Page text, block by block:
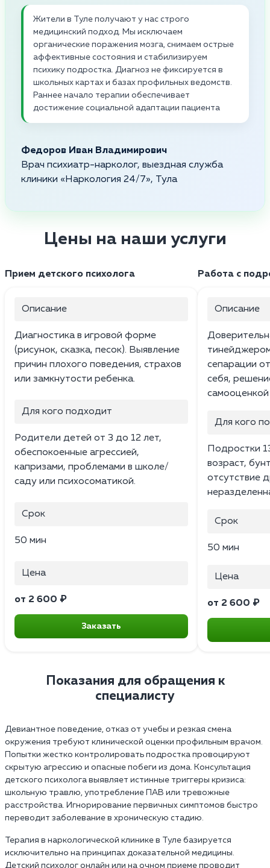
Жители в Туле получают у нас строго
медицинский подход. Мы исключаем
органические поражения мозга, снимаем острые
аффективные состояния и стабилизируем
психику подростка. Диагноз не фиксируется в
школьных картах и базах профильных ведомств.
Раннее начало терапии обеспечивает
достижение социальной адаптации пациента
Федоров Иван Владимирович
Врач психиатр-нарколог, выездная служба
клиники «Наркология 24/7», Тула
Цены на наши услуги
Прием детского психолога
Описание
Диагностика в игровой форме
(рисунок, сказка, песок). Выявление
причин плохого поведения, страхов
или замкнутости ребенка.
Для кого подходит
Родители детей от 3 до 12 лет,
обеспокоенные агрессией,
капризами, проблемами в школе/
саду или психосоматикой.
Срок
50 мин
Цена
от 2 600 ₽
Заказать
Работа с
Описание
сепарации
себя,
самооценкой
Для кого
Подростки
возраст,
отсутствие
Срок
50 мин
Цена
от 2 600 ₽
Показания для обращения к
специалисту
Девиантное поведение, отказ от учебы и резкая смена
окружения требуют клинической оценки профильным врачом.
Попытки жестко контролировать подростка провоцируют
скрытую агрессию и опасные побеги из дома. Консультация
детского психолога выявляет истинные триггеры кризиса:
школьную травлю, употребление ПАВ или тревожные
расстройства. Игнорирование первичных симптомов быстро
переводит заболевание в хроническую стадию.
Терапия в наркологической клинике в Туле базируется
исключительно на принципах доказательной медицины.
Детский психолог онлайн или на очном приеме проводит